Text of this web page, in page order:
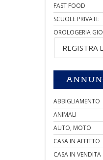
FAST FOOD
SCUOLE PRIVATE
OROLOGERIA
REGISTRA
ABBIGLIAMENTO
ANIMALI
AUTO, MOTO
CASA IN AFFITTO
CASA IN VENDITA